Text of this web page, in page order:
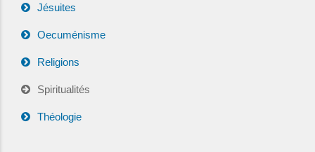
Jésuites
Oecuménisme
Religions
Spiritualités
Théologie